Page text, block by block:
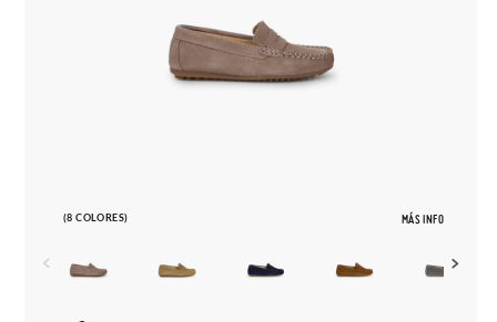
(8 COLORES) MÁS INFO